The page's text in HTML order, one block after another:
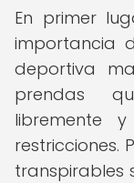
En primer
importancia
deportiva
prendas
libremente
restricciones.
transpirables